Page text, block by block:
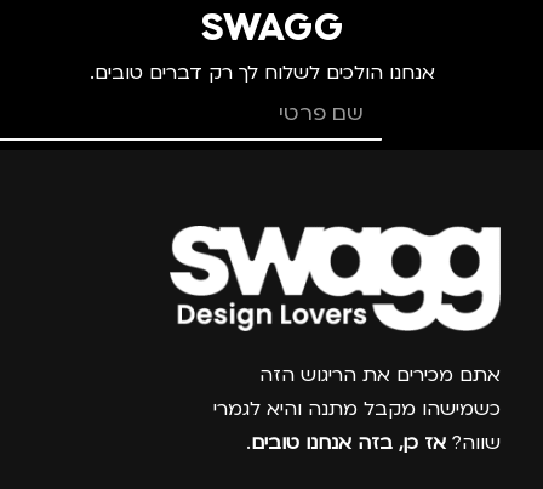
SWAGG
אנחנו הולכים לשלוח לך רק דברים טובים.
צרפו אותי למועדון
אתם מכירים את הריגוש הזה
כשמישהו מקבל מתנה והיא לגמרי
שווה? אז כן, בזה אנחנו טובים.